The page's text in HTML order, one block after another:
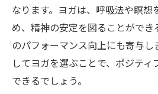
なります。ヨガは、呼吸法や瞑想
め、精神の安定を図ることがで
のパフォーマンス向上にも寄与し
してヨガを選ぶことで、ポジテ
できるでしょう。